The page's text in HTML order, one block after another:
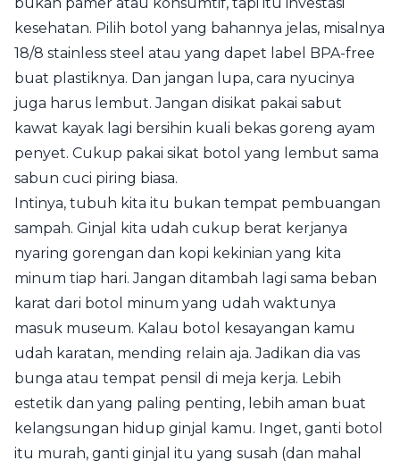
kesehatan. Pilih botol yang bahannya jelas, misalnya
18/8 stainless steel atau yang dapet label BPA-free
buat plastiknya. Dan jangan lupa, cara nyucinya
juga harus lembut. Jangan disikat pakai sabut
kawat kayak lagi bersihin kuali bekas goreng ayam
penyet. Cukup pakai sikat botol yang lembut sama
sabun cuci piring biasa.
Intinya, tubuh kita itu bukan tempat pembuangan
sampah. Ginjal kita udah cukup berat kerjanya
nyaring gorengan dan kopi kekinian yang kita
minum tiap hari. Jangan ditambah lagi sama beban
karat dari botol minum yang udah waktunya
masuk museum. Kalau botol kesayangan kamu
udah karatan, mending relain aja. Jadikan dia vas
bunga atau tempat pensil di meja kerja. Lebih
estetik dan yang paling penting, lebih aman buat
kelangsungan hidup ginjal kamu. Inget, ganti botol
itu murah, ganti ginjal itu yang susah (dan mahal